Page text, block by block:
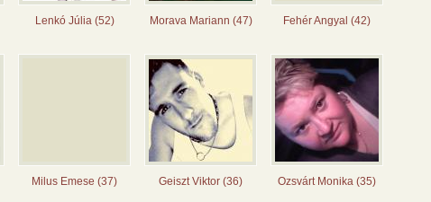
Lenkó Júlia (52) Morava Mariann (47) Fehér Angyal (42)
Milus Emese (37) Geiszt Viktor (36) Ozsvárt Monika (35)